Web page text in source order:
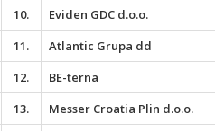
10.
Eviden GDC d.o.o.
11.
Atlantic Grupa dd
12.
BE-terna
13.
Messer Croatia Plin d.o.o.